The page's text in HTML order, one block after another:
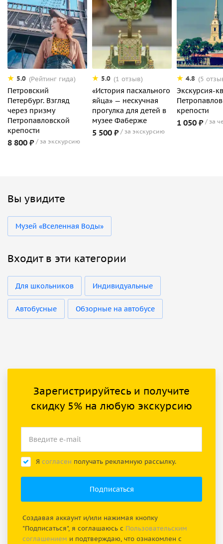
5.0 (Рейтинг гида)
Петровский
Петербург. Взгляд
через призму
Петропавловской
крепости
8 800 ₽ за экскурсию
5.0 (1 отзыв)
«История пасхального
яйца» — нескучная
прогулка для детей в
музее Фаберже
5 500 ₽ за экскурсию
4.8 (5
Экскурсия-
крепости
1 050 ₽ за
Вы увидите
Музей «Вселенная Воды»
Входит в эти категории
Для школьников Индивидуальные
Автобусные Обзорные на автобусе
Зарегистрируйтесь и получите
скидку 5% на любую экскурсию
Я согласен получать рекламную рассылку.
Создавая аккаунт и/или нажимая кнопку
"Подписаться", я соглашаюсь с Пользовательским
соглашением и подтверждаю, что ознакомлен с